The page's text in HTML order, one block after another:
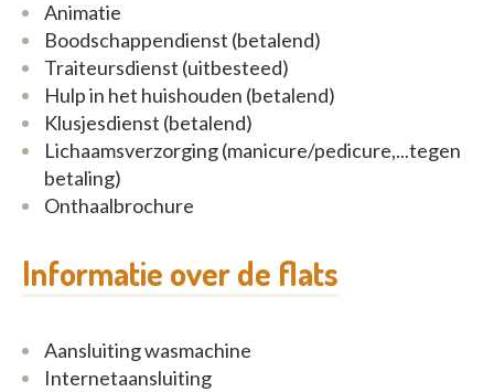
Animatie
Boodschappendienst (betalend)
Traiteursdienst (uitbesteed)
Hulp in het huishouden (betalend)
Klusjesdienst (betalend)
Lichaamsverzorging (manicure/pedicure,...tegen
betaling)
Onthaalbrochure
Informatie over de flats
Aansluiting wasmachine
Internetaansluiting